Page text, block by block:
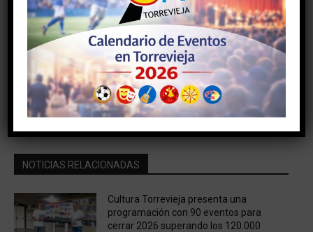
Artículo anterior
EL AYUNTAMIENTO
PROGRAMA UNA GALA
PARA CONMEMORAR EL DÍA
MUNDIAL DEL SÍNDROME
DOWN
Artículo siguiente
ENTREGADOS LOS
DIPLOMAS A LAS 74
EMPRESAS DE TORREVIEJA
DISTINGUIDAS EN EL
SISTEMA INTEGRAL DE
CALIDAD TURÍSTICA EN
DESTINO (SICTED)
NOTICIAS RELACIONADAS
Cultura Torrevieja presenta una
programación con 90 eventos para
cerrar 2026 superando los 120.000